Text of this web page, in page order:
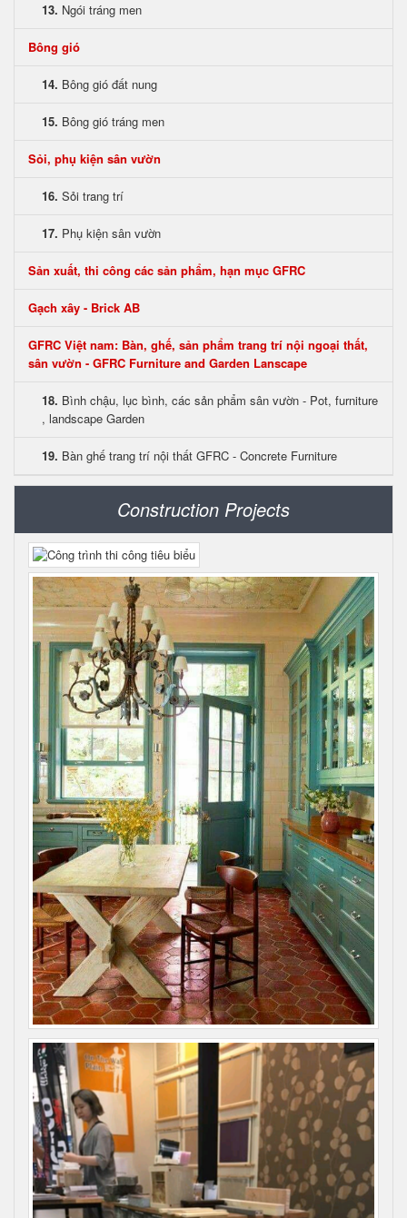
13. Ngói tráng men
Bông gió
14. Bông gió đất nung
15. Bông gió tráng men
Sỏi, phụ kiện sân vườn
16. Sỏi trang trí
17. Phụ kiện sân vườn
Sản xuất, thi công các sản phẩm, hạn mục GFRC
Gạch xây - Brick AB
GFRC Việt nam: Bàn, ghế, sản phẩm trang trí nội ngoại thất,
sân vườn - GFRC Furniture and Garden Lanscape
18. Bình chậu, lục bình, các sản phẩm sân vườn - Pot, furniture
, landscape Garden
19. Bàn ghế trang trí nội thất GFRC - Concrete Furniture
Construction Projects